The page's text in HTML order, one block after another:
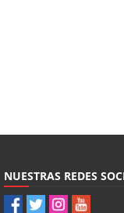
NUESTRAS REDES